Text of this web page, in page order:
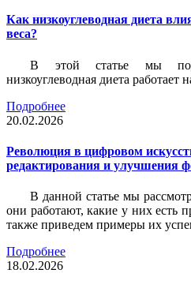
Как низкоуглеводная диета
веса?
В этой статье мы
низкоуглеводная диета работает
Подробнее
20.02.2026
Революция в цифровом
редактирования и улучшения
В данной статье мы
они работают, какие у них есть
также приведем примеры их
Подробнее
18.02.2026